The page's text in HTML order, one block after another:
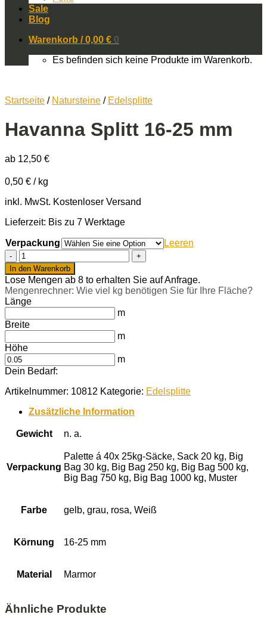
Sale
Blog
Warenkorb /0,00 € 0
Es befinden sich keine Produkte im Warenkorb.
Startseite / Natursteine / Edelsplitte
Havanna Splitt 16-25 mm
ab 12,50 €
0,50 € / kg
inkl. MwSt. Kostenloser Versand
Lieferzeit: Bis zu 7 Werktage
Verpackung
Leeren
Havanna
Splitt
16-
25
mm
Menge
In den Warenkorb
Lose Mengen ab 8 to erhalten Sie auf Anfrage.
Mengenrechner: Wie viel kg benötigen Sie für Ihre Fläche?
Länge
m
Breite
m
Höhe
m
Dein Bedarf:
Artikelnummer: 10812 Kategorie: Edelsplitte
Zusätzliche Information
Gewicht n. a.
Verpackung
Palette á 40x 25kg-Säcke, Sack 20 kg, Big
Bag 30 kg, Big Bag 250 kg, Big Bag 500 kg,
Big Bag 750 kg, Big Bag 1000 kg, Muster
Farbe gelb, grau, rosa, Weiß
Körnung 16-25 mm
Material Marmor
Ähnliche Produkte